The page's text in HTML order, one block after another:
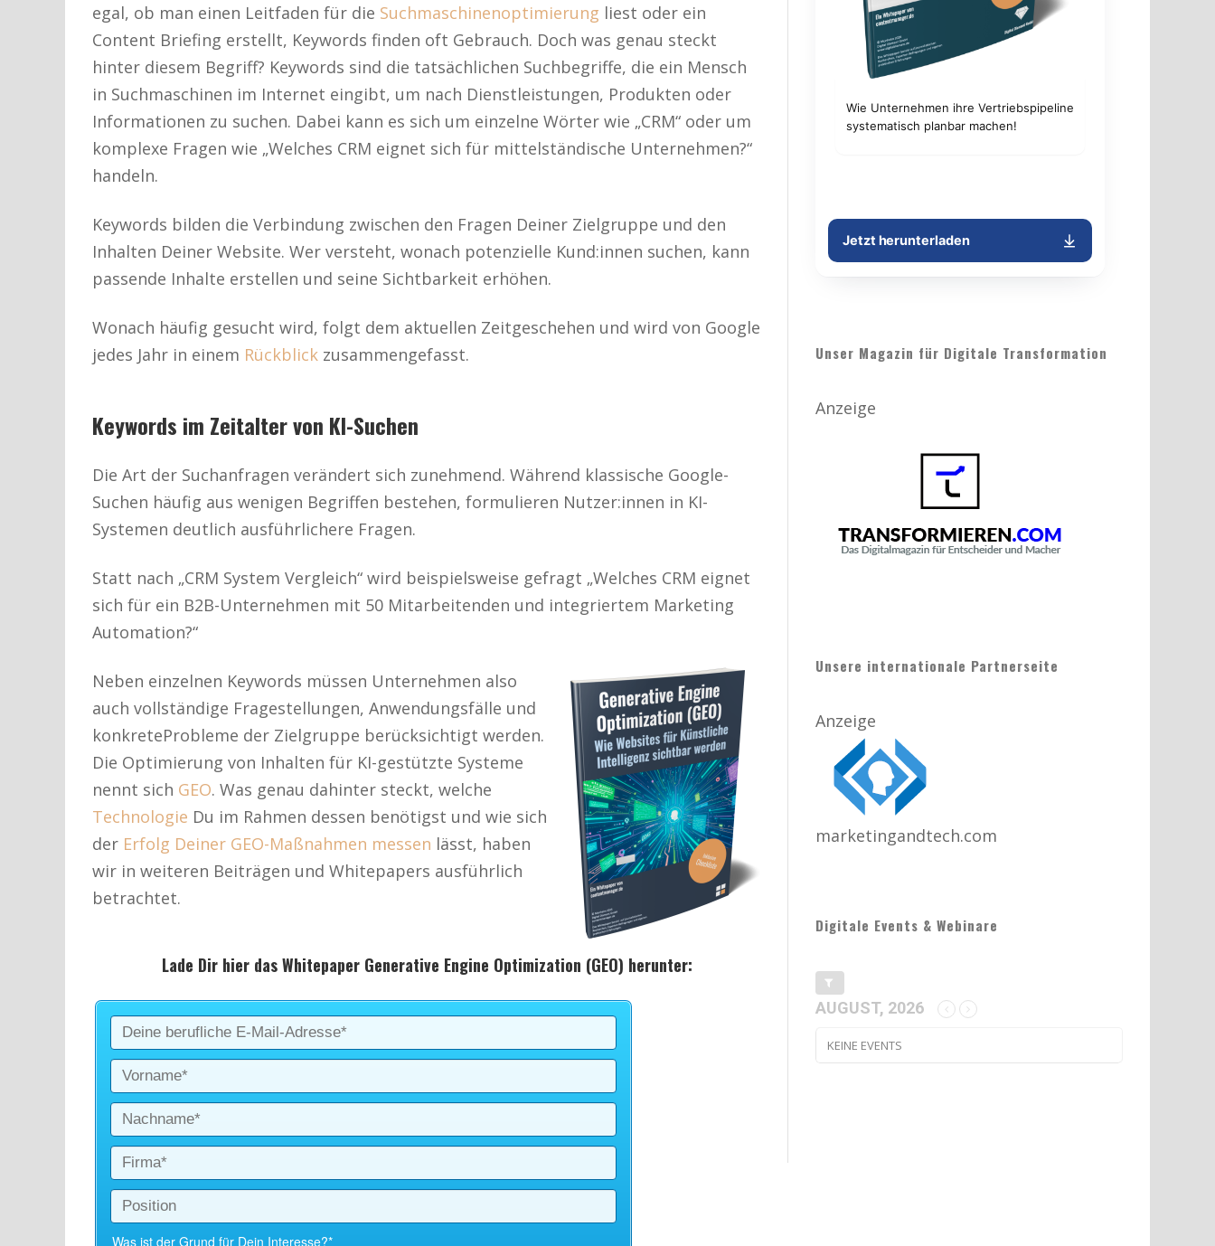
egal, ob man einen Leitfaden für die Suchmaschinenoptimierung liest oder ein
Content Briefing erstellt, Keywords finden oft Gebrauch. Doch was genau steckt
hinter diesem Begriff? Keywords sind die tatsächlichen Suchbegriffe, die ein Mensch
in Suchmaschinen im Internet eingibt, um nach Dienstleistungen, Produkten oder
Informationen zu suchen. Dabei kann es sich um einzelne Wörter wie „CRM“ oder um
komplexe Fragen wie „Welches CRM eignet sich für mittelständische Unternehmen?“
handeln.
Keywords bilden die Verbindung zwischen den Fragen Deiner Zielgruppe und den
Inhalten Deiner Website. Wer versteht, wonach potenzielle Kund:innen suchen, kann
passende Inhalte erstellen und seine Sichtbarkeit erhöhen.
Wonach häufig gesucht wird, folgt dem aktuellen Zeitgeschehen und wird von Google
jedes Jahr in einem Rückblick zusammengefasst.
Keywords im Zeitalter von KI-Suchen
Die Art der Suchanfragen verändert sich zunehmend. Während klassische Google-
Suchen häufig aus wenigen Begriffen bestehen, formulieren Nutzer:innen in KI-
Systemen deutlich ausführlichere Fragen.
Statt nach „CRM System Vergleich“ wird beispielsweise gefragt „Welches CRM eignet
sich für ein B2B-Unternehmen mit 50 Mitarbeitenden und integriertem Marketing
Automation?“
Neben einzelnen Keywords müssen Unternehmen also
auch vollständige Fragestellungen, Anwendungsfälle und
konkreteProbleme der Zielgruppe berücksichtigt werden.
Die Optimierung von Inhalten für KI-gestützte Systeme
nennt sich GEO. Was genau dahinter steckt, welche
Technologie Du im Rahmen dessen benötigst und wie sich
der Erfolg Deiner GEO-Maßnahmen messen lässt, haben
wir in weiteren Beiträgen und Whitepapers ausführlich
betrachtet.
Lade Dir hier das Whitepaper Generative Engine Optimization (GEO) herunter:
Unser Magazin für Digitale Transformation
Anzeige
Unsere internationale Partnerseite
Anzeige
marketingandtech.com
Digitale Events & Webinare
AUGUST, 2026
KEINE EVENTS